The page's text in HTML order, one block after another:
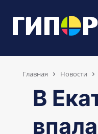
Главная Новости
В